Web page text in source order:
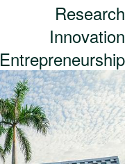
Research
Innovation
Entrepreneurship